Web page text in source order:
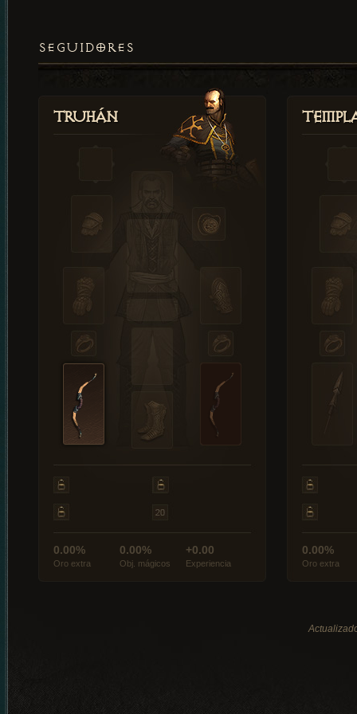
SEGUIDORES
Truhán
0.00%
Oro extra
0.00%
Obj. mágicos
+0.00
Experiencia
0.00%
Oro extra